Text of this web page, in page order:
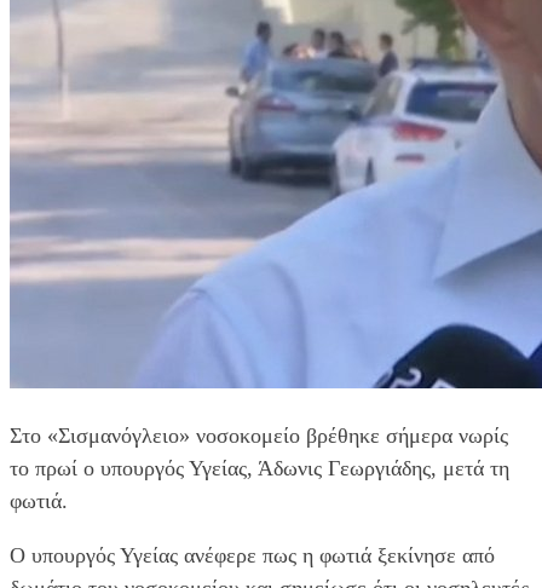
Στο «Σισμανόγλειο» νοσοκομείο βρέθηκε σήμερα νωρίς
το πρωί ο υπουργός Υγείας, Άδωνις Γεωργιάδης, μετά τη
φωτιά.
Ο υπουργός Υγείας ανέφερε πως η φωτιά ξεκίνησε από